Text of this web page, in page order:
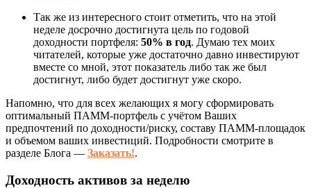
Так же из интересного стоит отметить, что на этой
неделе досрочно достигнута цель по годовой
доходности портфеля: 50% в год. Думаю тех моих
читателей, которые уже достаточно давно инвестируют
вместе со мной, этот показатель либо так же был
достигнут, либо будет достигнут уже скоро.
Напомню, что для всех желающих я могу сформировать
оптимальный ПАММ-портфель с учётом Ваших
предпочтений по доходности/риску, составу ПАММ-площадок
и объемом ваших инвестиций. Подробности смотрите в
разделе Блога — Заказать!.
Доходность активов за неделю